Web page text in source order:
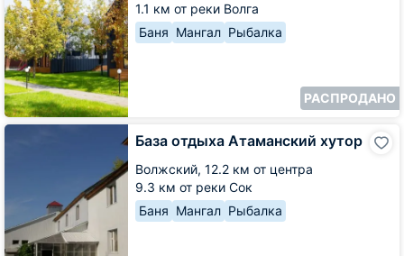
1.1 км от реки Волга
Баня Мангал Рыбалка
РАСПРОДАНО
База отдыха Атаманский хутор
Волжский, 12.2 км от центра
9.3 км от реки Сок
Баня Мангал Рыбалка
База